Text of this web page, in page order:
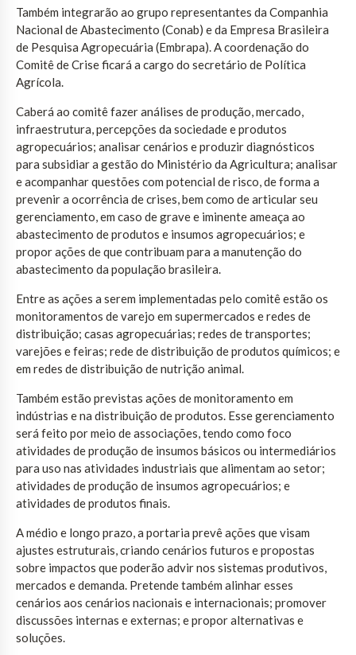
Também integrarão ao grupo representantes da Companhia
Nacional de Abastecimento (Conab) e da Empresa Brasileira
de Pesquisa Agropecuária (Embrapa). A coordenação do
Comitê de Crise ficará a cargo do secretário de Política
Agrícola.
Caberá ao comitê fazer análises de produção, mercado,
infraestrutura, percepções da sociedade e produtos
agropecuários; analisar cenários e produzir diagnósticos
para subsidiar a gestão do Ministério da Agricultura; analisar
e acompanhar questões com potencial de risco, de forma a
prevenir a ocorrência de crises, bem como de articular seu
gerenciamento, em caso de grave e iminente ameaça ao
abastecimento de produtos e insumos agropecuários; e
propor ações de que contribuam para a manutenção do
abastecimento da população brasileira.
Entre as ações a serem implementadas pelo comitê estão os
monitoramentos de varejo em supermercados e redes de
distribuição; casas agropecuárias; redes de transportes;
varejões e feiras; rede de distribuição de produtos químicos; e
em redes de distribuição de nutrição animal.
Também estão previstas ações de monitoramento em
indústrias e na distribuição de produtos. Esse gerenciamento
será feito por meio de associações, tendo como foco
atividades de produção de insumos básicos ou intermediários
para uso nas atividades industriais que alimentam ao setor;
atividades de produção de insumos agropecuários; e
atividades de produtos finais.
A médio e longo prazo, a portaria prevê ações que visam
ajustes estruturais, criando cenários futuros e propostas
sobre impactos que poderão advir nos sistemas produtivos,
mercados e demanda. Pretende também alinhar esses
cenários aos cenários nacionais e internacionais; promover
discussões internas e externas; e propor alternativas e
soluções.